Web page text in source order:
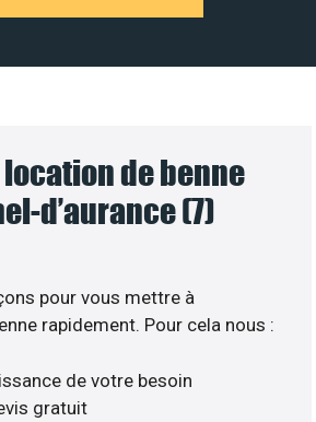
de benne
d’aurance (7)
pour vous mettre à
rapidement. Pour cela nous :
de votre besoin
gratuit